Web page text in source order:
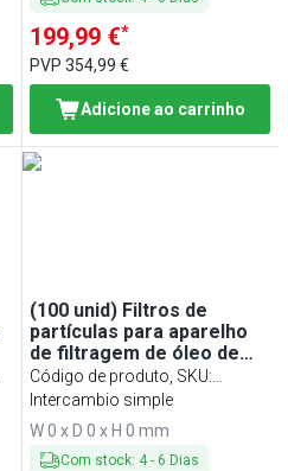
199,99 €*
PVP354,99 €
Adicione ao carrinho
(100 unid) Filtros de
partículas para aparelho
de filtragem de óleo de
fritura FOFTV50 e
FOFTV80
Código de produto, SKU:
PFFOFTV58
Intercambio simple
W 0 x D 0 x H 0 mm
Com stock: 4- 6 Dias